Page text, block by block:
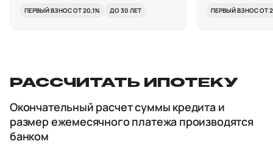
ПЕРВЫЙ ВЗНОС ОТ 20,1% ДО 30 ЛЕТ ПЕРВЫЙ ВЗНОС ОТ
РАССЧИТАТЬ ИПОТЕКУ
Окончательный расчет суммы кредита и
размер ежемесячного платежа производятся
банком